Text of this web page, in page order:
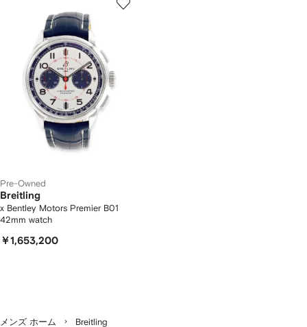
Pre-Owned
Breitling
x Bentley Motors Premier B01
42mm watch
￥1,653,200
メンズ ホーム Breitling